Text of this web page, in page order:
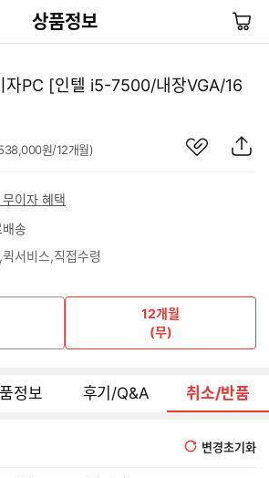
상품정보
장
바
자PC [인텔 i5-7500/내장VGA/16
원/12개월)
이자 혜택
송
퀵서비스 직접수령
12개월
(무)
정보 후기/Q&A 취소/반품
변경초기화